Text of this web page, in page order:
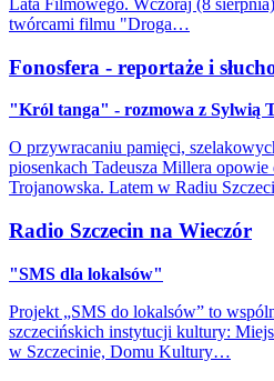
twórcami filmu "Droga…
Fonosfera - reportaże i
"Król tanga" - rozmowa z Sylwią
O przywracaniu pamięci,
piosenkach Tadeusza Millera
Trojanowska. Latem w Radiu
Radio Szczecin na Wieczór
"SMS dla lokalsów"
Projekt „SMS do lokalsów” to
szczecińskich instytucji kultury:
w Szczecinie, Domu Kultury…